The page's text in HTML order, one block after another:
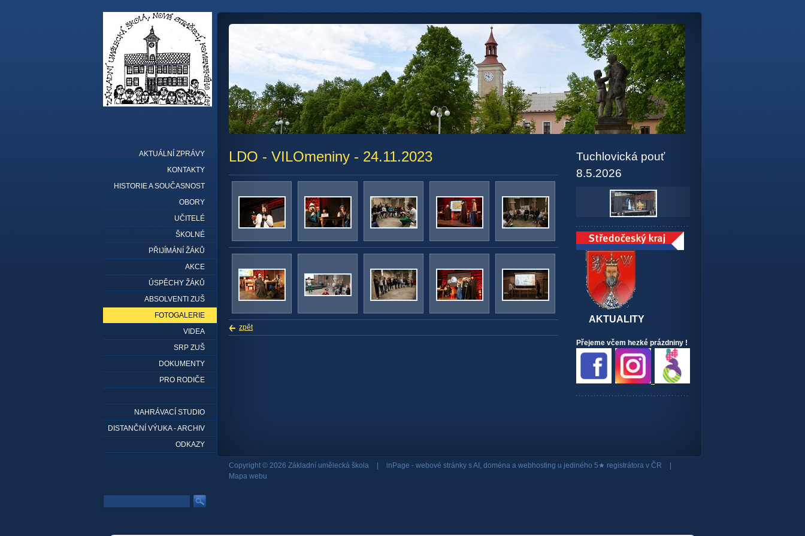
LDO - VILOmeniny - 24.11.2023
zpět
Tuchlovická pouť
8.5.2026
AKTUALITY
Přejeme včem hezké prázdniny !
AKTUÁLNÍ ZPRÁVY
KONTAKTY
HISTORIE A SOUČASNOST
OBORY
UČITELÉ
ŠKOLNÉ
PŘIJÍMÁNÍ ŽÁKŮ
AKCE
ÚSPĚCHY ŽÁKŮ
ABSOLVENTI ZUŠ
FOTOGALERIE
VIDEA
SRP ZUŠ
DOKUMENTY
PRO RODIČE
NAHRÁVACÍ STUDIO
DISTANČNÍ VÝUKA - ARCHIV
ODKAZY
Copyright © 2026 Základní umělecká škola inPage - webové stránky s AI, doména a webhosting u jediného 5★ registrátora v ČR
Mapa webu